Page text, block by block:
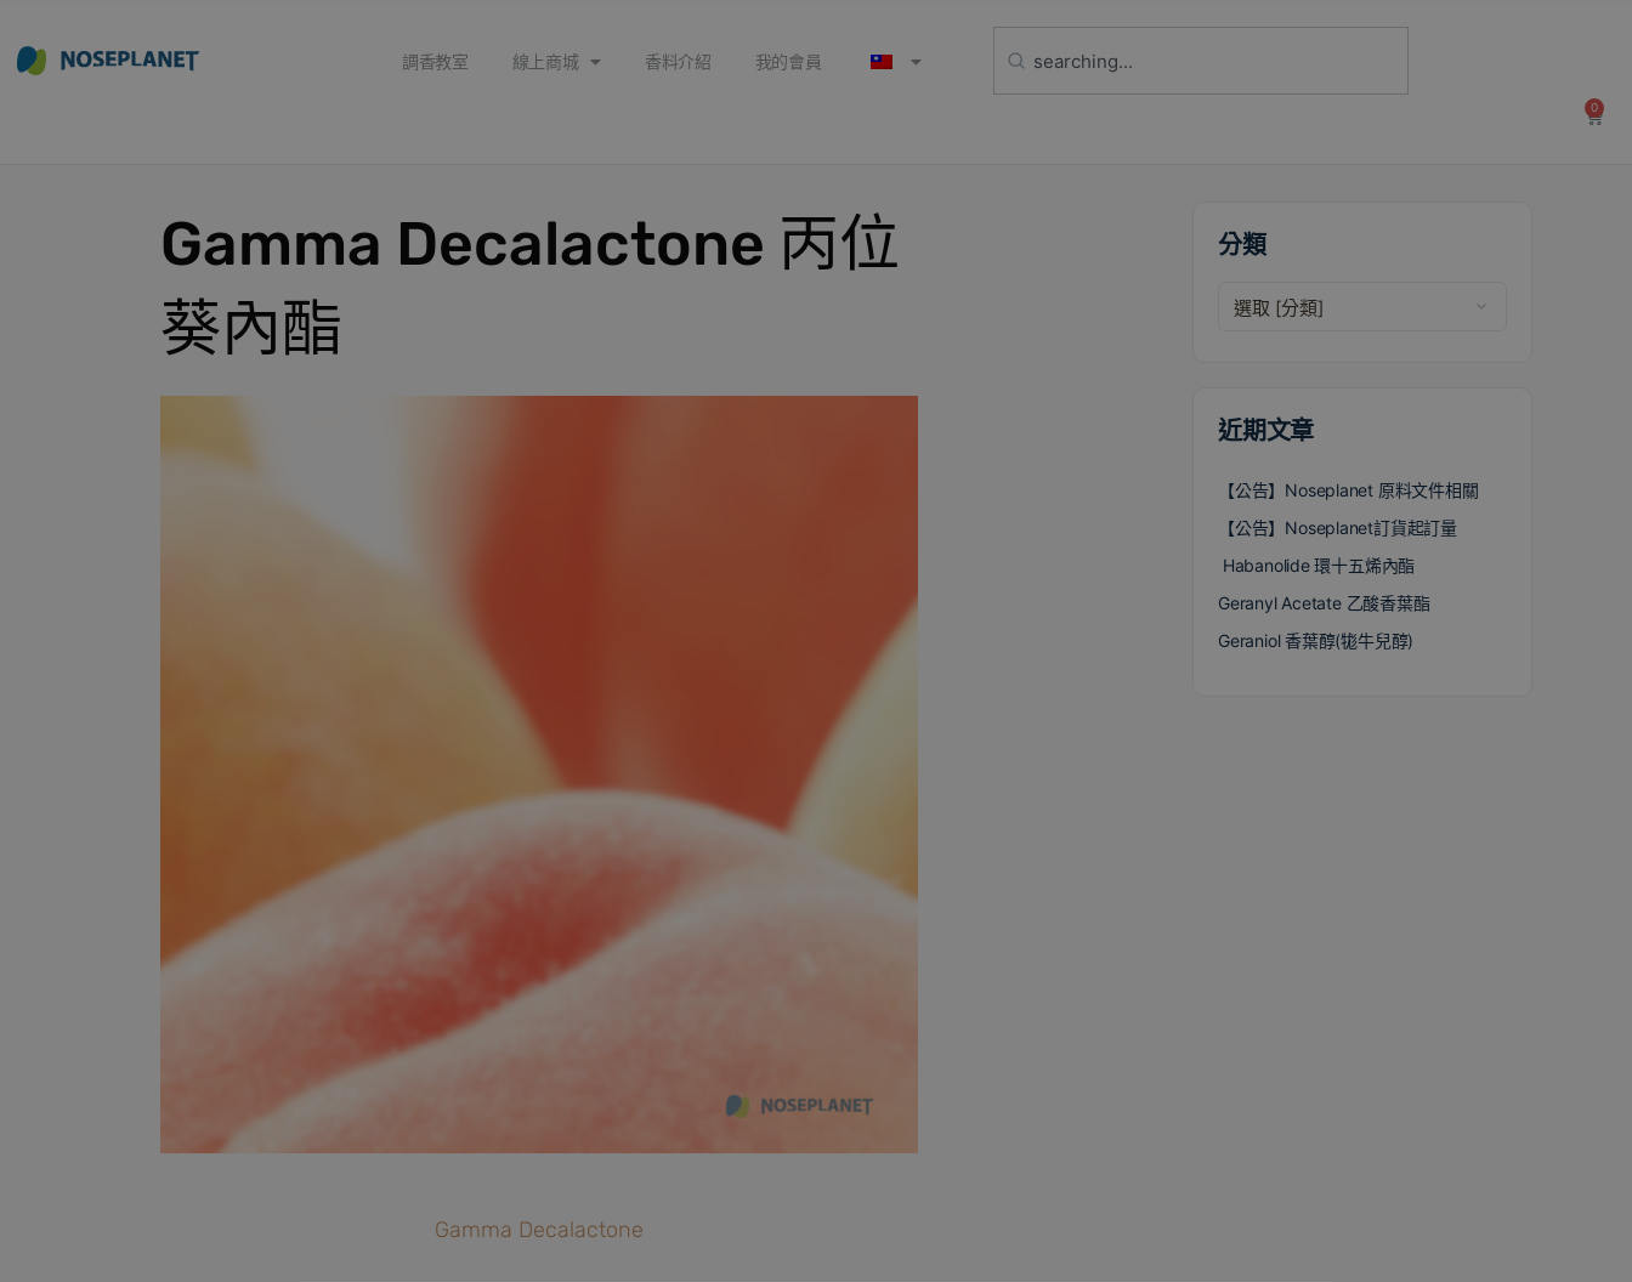
調香教室 線上商城 香料介紹 我的會員
0
Gamma Decalactone 丙位
葵內酯
Gamma Decalactone
分類
近期文章
【公告】Noseplanet 原料文件相關
【公告】Noseplanet訂貨起訂量
Habanolide 環十五烯內酯
Geranyl Acetate 乙酸香葉酯
Geraniol 香葉醇(牻牛兒醇)